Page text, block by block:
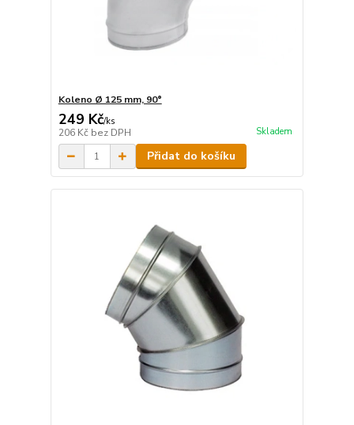
Koleno Ø 125 mm, 90°
249 Kč/ks
206 Kč bez DPH Skladem
Přidat do košíku